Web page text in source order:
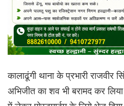
कालाढूंगी थाना के प्रभारी राजवीर
अभिजीत का शव भी बरामद कर